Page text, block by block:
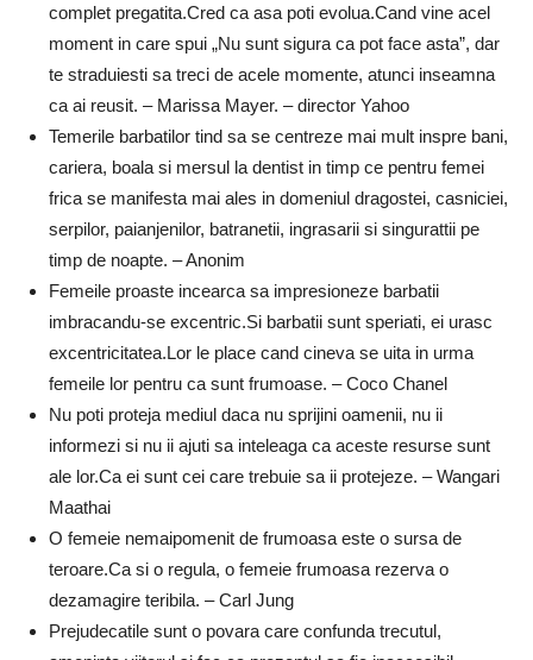
complet pregatita.Cred ca asa poti evolua.Cand vine acel
moment in care spui „Nu sunt sigura ca pot face asta”, dar
te straduiesti sa treci de acele momente, atunci inseamna
ca ai reusit. – Marissa Mayer. – director Yahoo
Temerile barbatilor tind sa se centreze mai mult inspre bani,
cariera, boala si mersul la dentist in timp ce pentru femei
frica se manifesta mai ales in domeniul dragostei, casniciei,
serpilor, paianjenilor, batranetii, ingrasarii si singurattii pe
timp de noapte. – Anonim
Femeile proaste incearca sa impresioneze barbatii
imbracandu-se excentric.Si barbatii sunt speriati, ei urasc
excentricitatea.Lor le place cand cineva se uita in urma
femeile lor pentru ca sunt frumoase. – Coco Chanel
Nu poti proteja mediul daca nu sprijini oamenii, nu ii
informezi si nu ii ajuti sa inteleaga ca aceste resurse sunt
ale lor.Ca ei sunt cei care trebuie sa ii protejeze. – Wangari
Maathai
O femeie nemaipomenit de frumoasa este o sursa de
teroare.Ca si o regula, o femeie frumoasa rezerva o
dezamagire teribila. – Carl Jung
Prejudecatile sunt o povara care confunda trecutul,